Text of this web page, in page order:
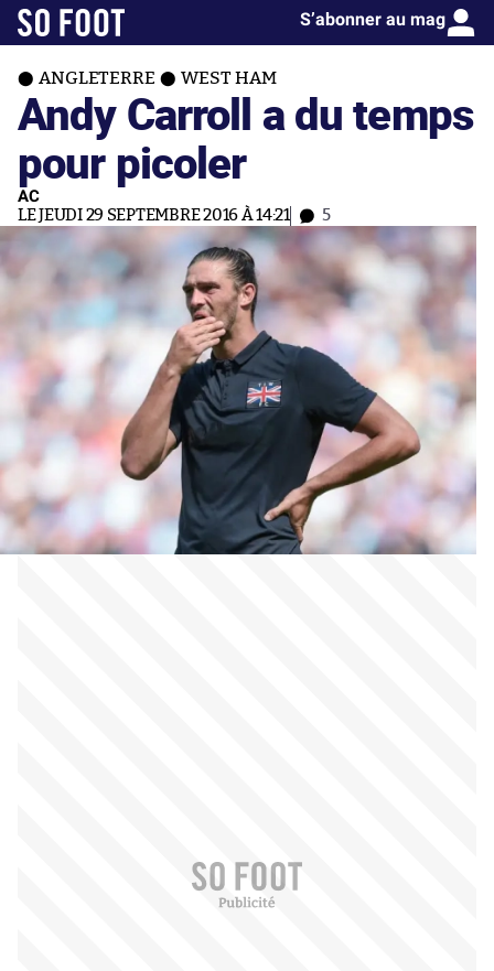
S’abonner au mag
ANGLETERRE WEST HAM
Andy Carroll a du temps
pour picoler
AC
LE JEUDI 29 SEPTEMBRE 2016 À 14:21 5